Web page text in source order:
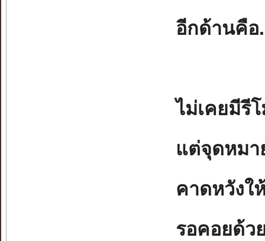
อีกด้านคือ
ไม่เคยมีรี
แต่จุดหมา
คาดหวังใ
รอคอยด้ว